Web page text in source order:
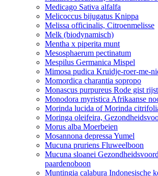
Medicago Sativa alfalfa
Melicoccus bijugatus Knippa
Melissa officinalis, Citroenmelisse
Melk (biodynamisch)
Mentha x piperita munt
Mesosphaerum pectinatum
Mespilus Germanica Mispel
Mimosa pudica Kruidje-roer-me-
Momordica charantia sopropo
Monascus purpureus Rode gist rijst
Monodora myristica Afrikaanse
Morinda lucida of Morinda
Moringa oleifeira,
Morus alba Moerbeien
Mosannona depressa Yumel
Mucuna pruriens Fluweelboon
Mucuna sloanei
paardenoboon
Muntingia calabura Indonesische